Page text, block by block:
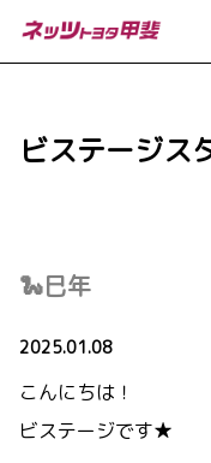
ビステージス
🐍巳年
2025.01.08
こんにちは！
ビステージです★